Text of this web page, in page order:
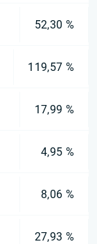
52,30 %
119,57 %
17,99 %
4,95 %
8,06 %
27,93 %